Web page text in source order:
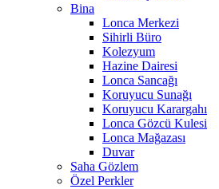
Bina
Lonca Merkezi
Sihirli Büro
Kolezyum
Hazine Dairesi
Lonca Sancağı
Koruyucu Sunağı
Koruyucu Karargahı
Lonca Gözcü Kulesi
Lonca Mağazası
Duvar
Saha Gözlem
Özel Perkler